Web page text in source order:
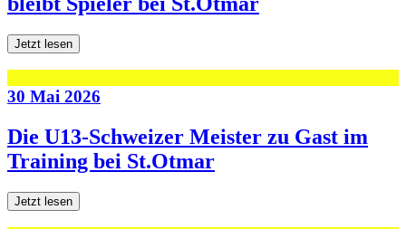
Jetzt lesen
30 Mai 2026
Die U13-Schweizer Meister zu Gast im
Training bei St.Otmar
Jetzt lesen